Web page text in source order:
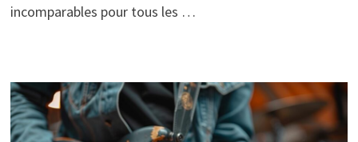
incomparables pour tous les …